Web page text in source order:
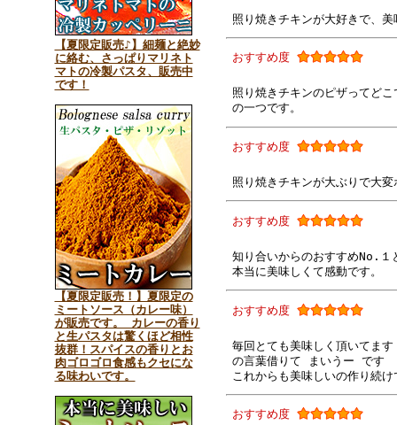
【夏限定販売♪】細麺と絶妙
に絡む、さっぱりマリネト
マトの冷製パスタ、販売中
です！
【夏限定販売！】夏限定の
ミートソース（カレー味）
が販売です。 カレーの香り
と生パスタは驚くほど相性
抜群！スパイスの香りとお
肉ゴロゴロ食感もクセにな
る味わいです。
照り焼きチキンが大好きで、
おすすめ度
照り焼きチキンのピザってど
の一つです。
おすすめ度
照り焼きチキンが大ぶりで大
おすすめ度
知り合いからのおすすめNo.１
本当に美味しくて感動です。
おすすめ度
毎回とても美味しく頂いてま
の言葉借りて まいうー です
これからも美味しいの作り続
おすすめ度